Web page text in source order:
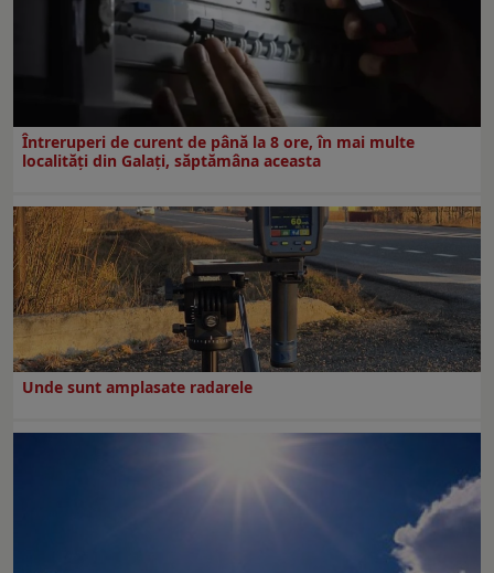
Întreruperi de curent de până la 8 ore, în mai multe
localități din Galați, săptămâna aceasta
Unde sunt amplasate radarele